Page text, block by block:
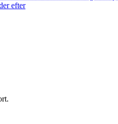
efter